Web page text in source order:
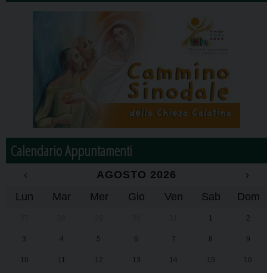
Calendario Appuntamenti
‹ AGOSTO 2026
›
Lun
Mar Mer Gio Ven Sab Dom
1 2
3 4 5 6 7 8 9
10 11 12 13 14 15 16